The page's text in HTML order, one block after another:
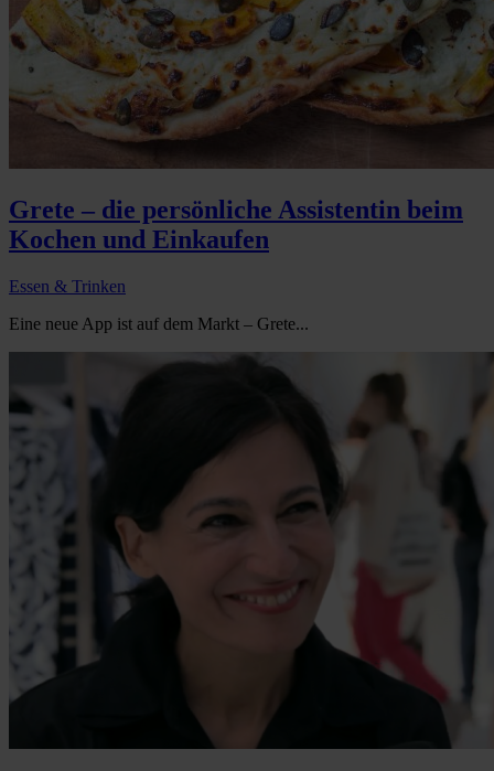
Grete – die persönliche Assistentin beim
Kochen und Einkaufen
Essen & Trinken
Eine neue App ist auf dem Markt – Grete...